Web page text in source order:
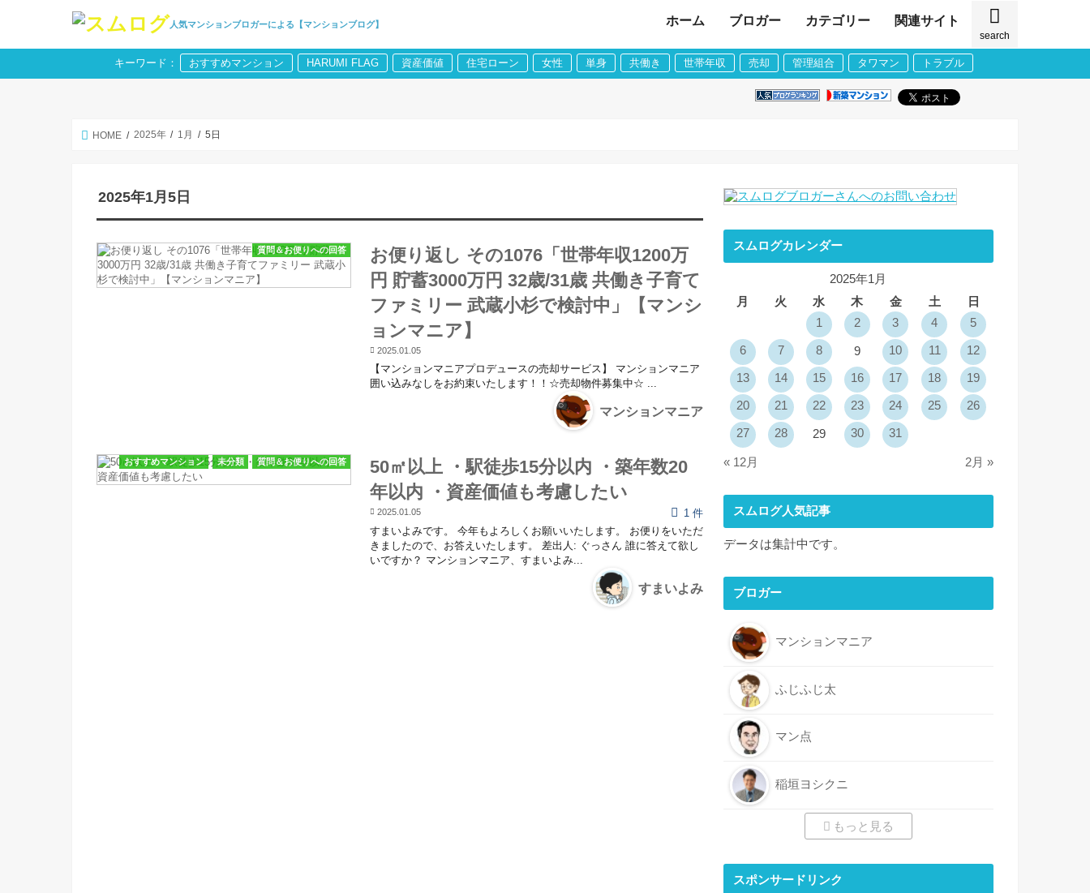
人気マンションブロガーによる【マンションブログ】
search
ホーム ブロガー カテゴリー 関連サイト
キーワード： おすすめマンション HARUMI FLAG 資産価値 住宅ローン 女性 単身 共働き 世帯年収 売却 管理組合 タワマン トラブル
HOME 2025年 1月 5日
2025年1月5日
質問＆お便りへの回答
お便り返し その1076「世帯年収1200万
円 貯蓄3000万円 32歳/31歳 共働き子育て
ファミリー 武蔵小杉で検討中」【マンシ
ョンマニア】
2025.01.05
【マンションマニアプロデュースの売却サービス】 マンションマニア
囲い込みなしをお約束いたします！！☆売却物件募集中☆ ...
マンションマニア
おすすめマンション 未分類 質問＆お便りへの回答
50㎡以上 ・駅徒歩15分以内 ・築年数20
年以内 ・資産価値も考慮したい
2025.01.05
1 件
すまいよみです。 今年もよろしくお願いいたします。 お便りをいただ
きましたので、お答えいたします。 差出人: ぐっさん 誰に答えて欲し
いですか？ マンションマニア、すまいよみ...
すまいよみ
スムログカレンダー
2025年1月
月
火 水 木 金 土
日
1
2 3 4 5
6 7 8 9 10 11 12
13 14 15 16 17 18 19
20 21 22 23 24 25 26
27 28 29 30 31
« 12月 2月 »
スムログ人気記事
データは集計中です。
ブロガー
マンションマニア
ふじふじ太
マン点
稲垣ヨシクニ
もっと見る
スポンサードリンク